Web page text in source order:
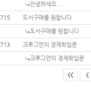
안녕하세요...
715
도서구매를 원합니다
도서구매를 원합니다
713
크루그먼의 경제학입문
크루그먼의 경제학입문
<< <